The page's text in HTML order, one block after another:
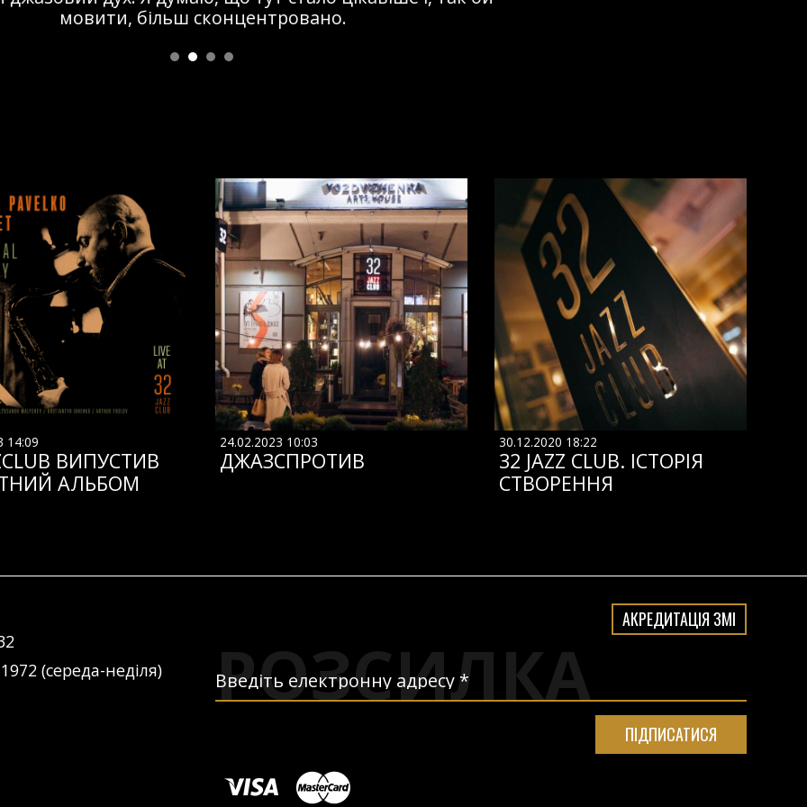
мовити, більш сконцентровано.
14:09
ВИПУСТИВ
АЛЬБОМ
24.02.2023 10:03
ДЖАЗСПРОТИВ
30.12.2020 18:22
32 JAZZ CLUB. ІСТОРІЯ
СТВОРЕННЯ
(середа-неділя)
АКРЕДИТАЦІЯ ЗМІ
РОЗСИЛКА